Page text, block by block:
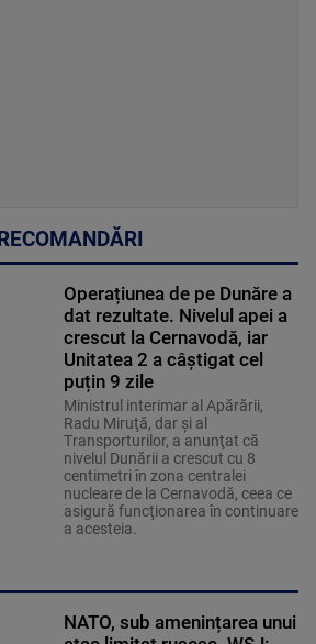
RECOMANDĂRI
Operațiunea de pe Dunăre a
dat rezultate. Nivelul apei a
crescut la Cernavodă, iar
Unitatea 2 a câștigat cel
puțin 9 zile
Ministrul interimar al Apărării,
Radu Miruţă, dar şi al
Transporturilor, a anunţat că
nivelul Dunării a crescut cu 8
centimetri în zona centralei
nucleare de la Cernavodă, ceea ce
asigură funcţionarea în continuare
a acesteia.
NATO, sub amenințarea unui